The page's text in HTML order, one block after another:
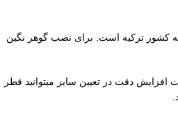
کشور ترکیه است. برای نصب گوهر نگین
اقدام کنید. جهت افزایش دقت در تعیین سایز میتوانید قطر